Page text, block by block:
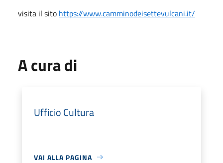
visita il sito https://www.camminodeisettevulcani.it/
A cura di
Ufficio Cultura
VAI ALLA PAGINA